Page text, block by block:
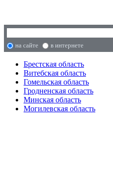
на сайте в интернете
Брестская область
Витебская область
Гомельская область
Гродненская область
Минская область
Могилевская область